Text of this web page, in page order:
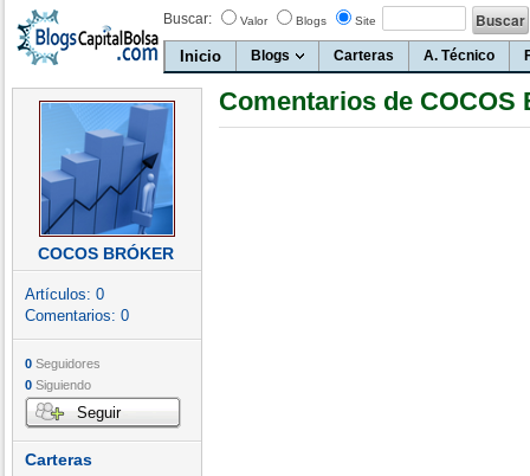
Buscar: Valor Blogs Site
Inicio Blogs Carteras A. Técnico
COCOS BRÓKER
Artículos: 0
Comentarios: 0
0 Seguidores
0 Siguiendo
Seguir
Carteras
Comentarios de COCOS